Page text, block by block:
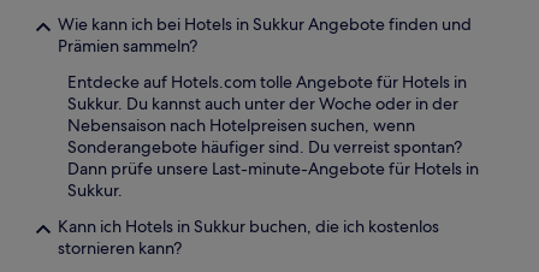
Wie kann ich bei Hotels in Sukkur Angebote finden und
Prämien sammeln?
Entdecke auf Hotels.com tolle Angebote für Hotels in
Sukkur. Du kannst auch unter der Woche oder in der
Nebensaison nach Hotelpreisen suchen, wenn
Sonderangebote häufiger sind. Du verreist spontan?
Dann prüfe unsere Last-minute-Angebote für Hotels in
Sukkur.
Kann ich Hotels in Sukkur buchen, die ich kostenlos
stornieren kann?